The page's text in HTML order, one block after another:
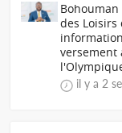
des
versement
il y a 2